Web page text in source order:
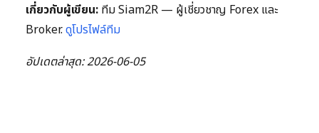
เกี่ยวกับผู้เขียน: ทีม Siam2R — ผู้เชี่ยวชาญ Forex และ
Broker.ดูโปรไฟล์ทีม
อัปเดตล่าสุด: 2026-06-05